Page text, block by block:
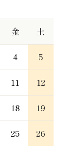
金 土
4 5
11 12
18 19
25 26